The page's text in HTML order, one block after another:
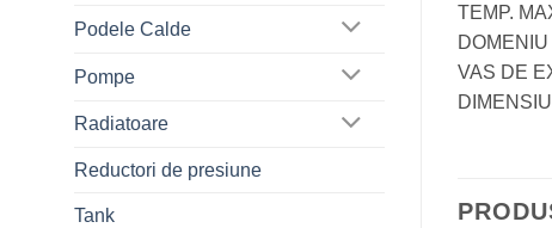
Podele Calde
Pompe
Radiatoare
Reductori de presiune
Tank
TEMP.
VAS DE